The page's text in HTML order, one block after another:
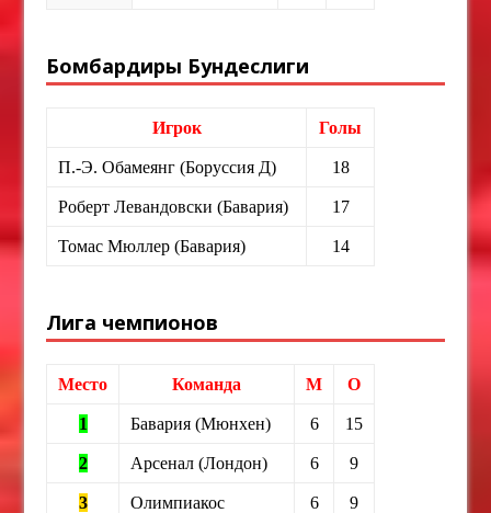
Бомбардиры Бундеслиги
Игрок Голы
П.-Э. Обамеянг (Боруссия Д) 18
Роберт Левандовски (Бавария) 17
Томас Мюллер (Бавария) 14
Лига чемпионов
Место Команда М О
1 Бавария (Мюнхен) 6 15
2 Арсенал (Лондон) 6 9
3 Олимпиакос 6 9